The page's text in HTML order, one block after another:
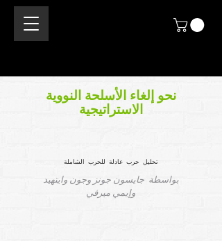
تحليل حرب عادلة للحرب الشاملة
بواسطة جايسون جونز وجون وايتهيد
وإيمي ميرفي
نحو إلغاء الأسلحة النووية
الاستراتيجية